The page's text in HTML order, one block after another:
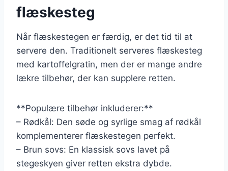
flæskesteg
Når flæskestegen er færdig, er det tid til at
servere den. Traditionelt serveres flæskesteg
med kartoffelgratin, men der er mange andre
lækre tilbehør, der kan supplere retten.
**Populære tilbehør inkluderer:**
– Rødkål: Den søde og syrlige smag af rødkål
komplementerer flæskestegen perfekt.
– Brun sovs: En klassisk sovs lavet på
stegeskyen giver retten ekstra dybde.